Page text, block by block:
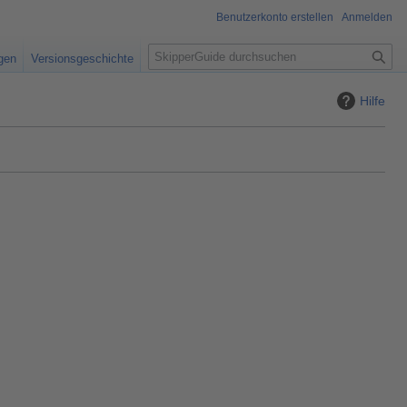
Hilfe
Benutzerkonto erstellen Anmelden
Versionsgeschichte
S
u
e